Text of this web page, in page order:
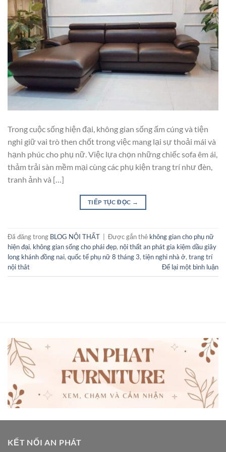
Trong cuộc sống hiện đại, không gian sống ấm cúng và tiện
nghi giữ vai trò then chốt trong việc mang lại sự thoải mái và
hạnh phúc cho phụ nữ. Việc lựa chọn những chiếc sofa êm ái,
thảm trải sàn mềm mại cùng các phụ kiện trang trí như đèn,
tranh ảnh và […]
TIẾP TỤC ĐỌC →
Đã đăng trong BLOG NỘI THẤT Được gắn thẻ không gian cho phụ nữ
hiện đại, không gian sống cho phái đẹp, nội thất an phát gia kiệm dầu giây
long khánh đồng nai, quốc tế phụ nữ 8 tháng 3, tiện nghi nhà ở, trang trí
nội thât
Để lại một bình luận
KẾT NỐI AN PHÁT